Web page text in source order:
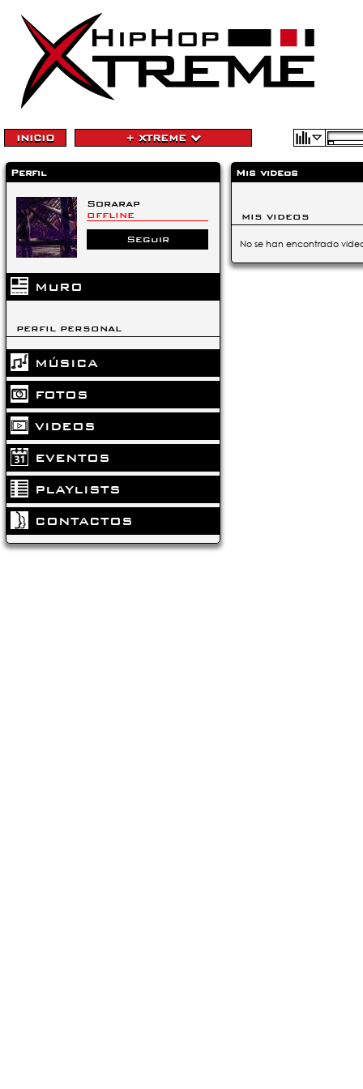
INICIO + XTREME
Perfil
Sorarap
OFFLINE
Seguir
MURO
PERFIL PERSONAL
MÚSICA
FOTOS
VIDEOS
EVENTOS
PLAYLISTS
CONTACTOS
Mis videos
MIS VIDEOS
No se han encontrado